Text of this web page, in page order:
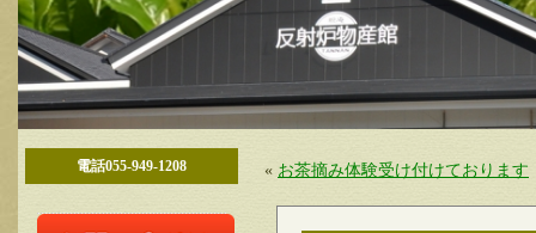
電話055-949-1208 « お茶摘み体験受け付けております